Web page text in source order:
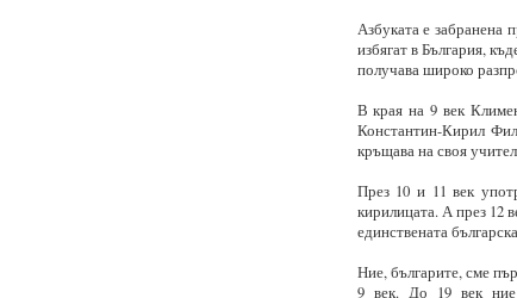
Азбуката е забранена
избягат в България,
получава широко
В края на 9 век
Константин-Кирил
кръщава на своя
През 10 и 11 век
кирилицата. А през 12
единствената
Ние, българите, сме
9 век. До 19 век ние